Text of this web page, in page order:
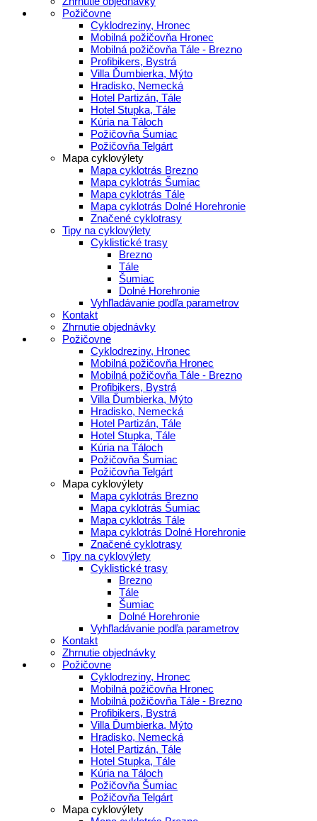
Požičovne
Cyklodreziny, Hronec
Mobilná požičovňa Hronec
Mobilná požičovňa Tále - Brezno
Profibikers, Bystrá
Villa Ďumbierka, Mýto
Hradisko, Nemecká
Hotel Partizán, Tále
Hotel Stupka, Tále
Kúria na Táloch
Požičovňa Šumiac
Požičovňa Telgárt
Mapa cyklovýlety
Mapa cyklotrás Brezno
Mapa cyklotrás Šumiac
Mapa cyklotrás Tále
Mapa cyklotrás Dolné Horehronie
Značené cyklotrasy
Tipy na cyklovýlety
Cyklistické trasy
Brezno
Tále
Šumiac
Dolné Horehronie
Vyhľladávanie podľa parametrov
Kontakt
Zhrnutie objednávky
Požičovne
Cyklodreziny, Hronec
Mobilná požičovňa Hronec
Mobilná požičovňa Tále - Brezno
Profibikers, Bystrá
Villa Ďumbierka, Mýto
Hradisko, Nemecká
Hotel Partizán, Tále
Hotel Stupka, Tále
Kúria na Táloch
Požičovňa Šumiac
Požičovňa Telgárt
Mapa cyklovýlety
Mapa cyklotrás Brezno
Mapa cyklotrás Šumiac
Mapa cyklotrás Tále
Mapa cyklotrás Dolné Horehronie
Značené cyklotrasy
Tipy na cyklovýlety
Cyklistické trasy
Brezno
Tále
Šumiac
Dolné Horehronie
Vyhľladávanie podľa parametrov
Kontakt
Zhrnutie objednávky
Požičovne
Cyklodreziny, Hronec
Mobilná požičovňa Hronec
Mobilná požičovňa Tále - Brezno
Profibikers, Bystrá
Villa Ďumbierka, Mýto
Hradisko, Nemecká
Hotel Partizán, Tále
Hotel Stupka, Tále
Kúria na Táloch
Požičovňa Šumiac
Požičovňa Telgárt
Mapa cyklovýlety